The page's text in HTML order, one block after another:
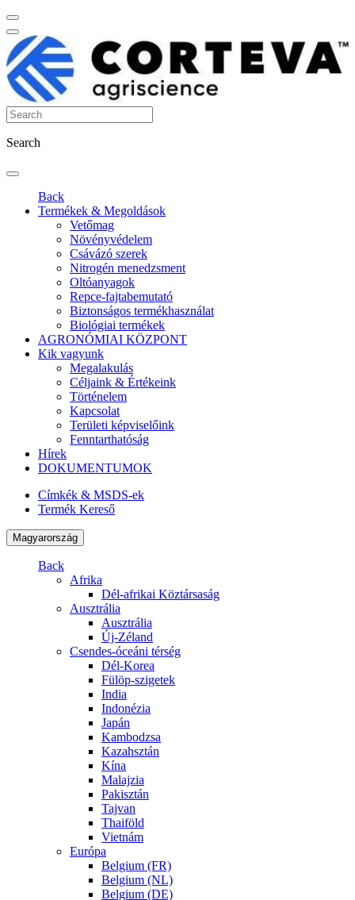
Search
Back
Termékek & Megoldások
Vetőmag
Növényvédelem
Csávázó szerek
Nitrogén menedzsment
Oltóanyagok
Repce-fajtabemutató
Biztonságos termékhasználat
Biológiai termékek
AGRONÓMIAI KÖZPONT
Kik vagyunk
Megalakulás
Céljaink & Értékeink
Történelem
Kapcsolat
Területi képviselőink
Fenntarthatóság
Hírek
DOKUMENTUMOK
Címkék & MSDS-ek
Termék Kereső
Magyarország
Back
Afrika
Dél-afrikai Köztársaság
Ausztrália
Ausztrália
Új-Zéland
Csendes-óceáni térség
Dél-Korea
Fülöp-szigetek
India
Indonézia
Japán
Kambodzsa
Kazahsztán
Kína
Malajzia
Pakisztán
Tajvan
Thaiföld
Vietnám
Európa
Belgium (FR)
Belgium (NL)
Belgium (DE)